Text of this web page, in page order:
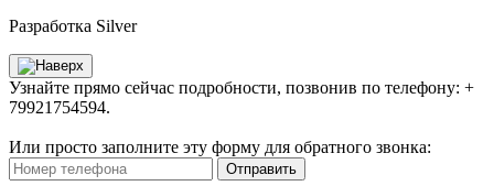
Разработка Silver
Узнайте прямо сейчас подробности, позвонив по телефону: +
79921754594.
Или просто заполните эту форму для обратного звонка:
Отправить